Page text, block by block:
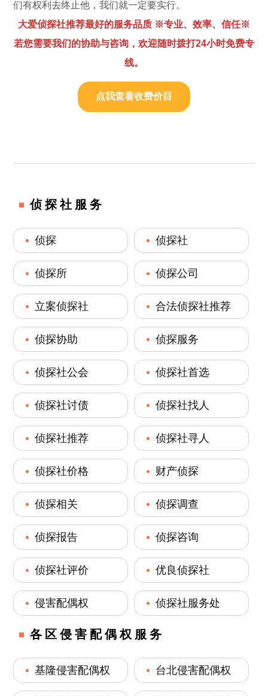
们有权利去终止他，我们就一定要实行。
大爱侦探社推荐最好的服务品质 ※专业、效率、信任※
若您需要我们的协助与咨询，欢迎随时拨打24小时免费专
线。
点我查看收费价目
侦探社服务
侦探 侦探社
侦探所 侦探公司
立案侦探社 合法侦探社推荐
侦探协助 侦探服务
侦探社公会 侦探社首选
侦探社讨债 侦探社找人
侦探社推荐 侦探社寻人
侦探社价格 财产侦探
侦探相关 侦探调查
侦探报告 侦探咨询
侦探社评价 优良侦探社
侵害配偶权 侦探社服务处
各区侵害配偶权服务
基隆侵害配偶权 台北侵害配偶权